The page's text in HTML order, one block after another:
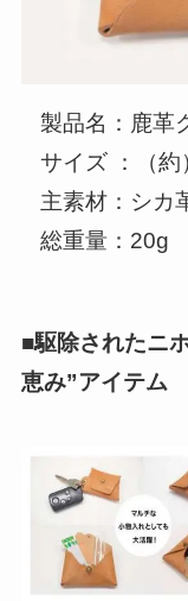
製品名：鹿革
サイズ ：（
主素材：シカ
総重量：20g
■駆除されたニ
恵み”アイテム